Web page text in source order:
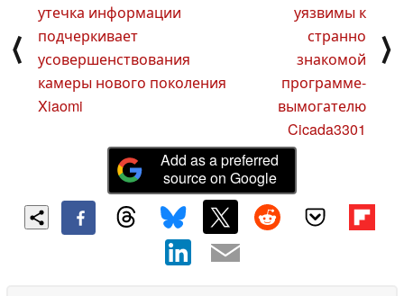
⟨
утечка информации
подчеркивает
усовершенствования
камеры нового поколения
Xiaomi
уязвимы к
странно
знакомой
программе-
вымогателю
Cicada3301
⟩
Add as a preferred
source on Google